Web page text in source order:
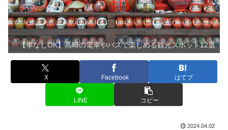
【車なしOK】高崎の電車やバスで楽しめる観光スポット12選
X Facebook はてブ
LINE コピー
2024.04.02